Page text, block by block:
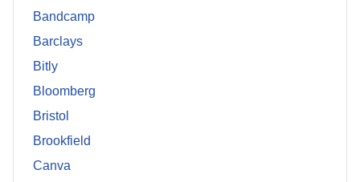
Bandcamp
Barclays
Bitly
Bloomberg
Bristol
Brookfield
Canva